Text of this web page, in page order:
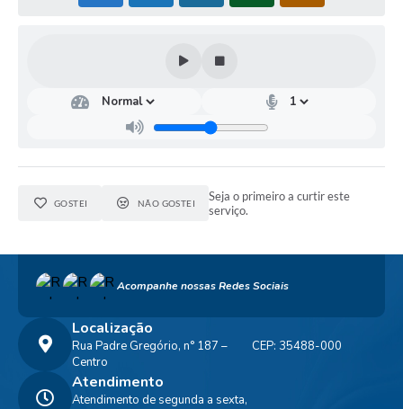
GOSTEI NÃO GOSTEI
Seja o primeiro a curtir este
serviço.
Acompanhe nossas Redes Sociais
Localização
Rua Padre Gregório, n° 187 –
Centro
CEP: 35488-000
Atendimento
Atendimento de segunda a sexta,